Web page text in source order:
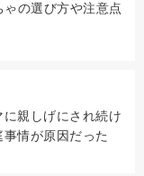
ゃの選び方や注意点
に親しげにされ続け
情が原因だった